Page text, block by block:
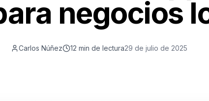
negocios
Carlos Núñez 12 min de lectura29 de julio de 2025